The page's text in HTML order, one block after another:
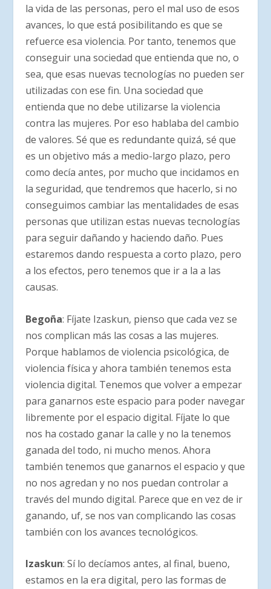
la vida de las personas, pero el mal uso de esos
avances, lo que está posibilitando es que se
refuerce esa violencia. Por tanto, tenemos que
conseguir una sociedad que entienda que no, o
sea, que esas nuevas tecnologías no pueden ser
utilizadas con ese fin. Una sociedad que
entienda que no debe utilizarse la violencia
contra las mujeres. Por eso hablaba del cambio
de valores. Sé que es redundante quizá, sé que
es un objetivo más a medio-largo plazo, pero
como decía antes, por mucho que incidamos en
la seguridad, que tendremos que hacerlo, si no
conseguimos cambiar las mentalidades de esas
personas que utilizan estas nuevas tecnologías
para seguir dañando y haciendo daño. Pues
estaremos dando respuesta a corto plazo, pero
a los efectos, pero tenemos que ir a la a las
causas.
Begoña: Fíjate Izaskun, pienso que cada vez se
nos complican más las cosas a las mujeres.
Porque hablamos de violencia psicológica, de
violencia física y ahora también tenemos esta
violencia digital. Tenemos que volver a empezar
para ganarnos este espacio para poder navegar
libremente por el espacio digital. Fíjate lo que
nos ha costado ganar la calle y no la tenemos
ganada del todo, ni mucho menos. Ahora
también tenemos que ganarnos el espacio y que
no nos agredan y no nos puedan controlar a
través del mundo digital. Parece que en vez de ir
ganando, uf, se nos van complicando las cosas
también con los avances tecnológicos.
Izaskun: Sí lo decíamos antes, al final, bueno,
estamos en la era digital, pero las formas de